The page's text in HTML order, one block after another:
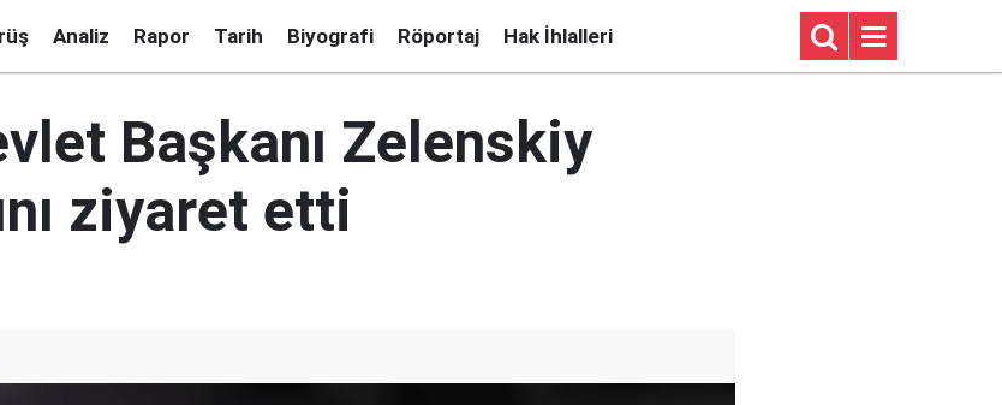
Analiz Rapor Tarih Biyografi Röportaj Hak İhlalleri
Başkanı Zelenskiy
ziyaret etti